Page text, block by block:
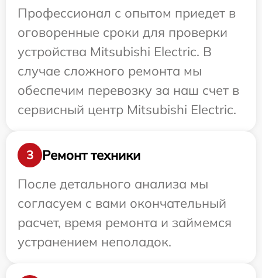
Профессионал с опытом приедет в
оговоренные сроки для проверки
устройства Mitsubishi Electric. В
случае сложного ремонта мы
обеспечим перевозку за наш счет в
сервисный центр Mitsubishi Electric.
3
Ремонт техники
После детального анализа мы
согласуем с вами окончательный
расчет, время ремонта и займемся
устранением неполадок.